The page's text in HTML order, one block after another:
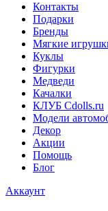
Контакты
Подарки
Бренды
Мягкие
Куклы
Фигурки
Медведи
Качалки
КЛУБ Cdolls.ru
Модели
Декор
Акции
Помощь
Блог
Аккаунт